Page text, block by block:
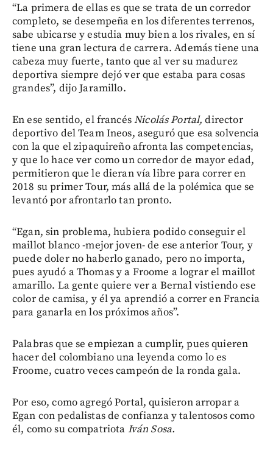
“La primera de ellas es que se trata de un corredor
completo, se desempeña en los diferentes terrenos,
sabe ubicarse y estudia muy bien a los rivales, en sí
tiene una gran lectura de carrera. Además tiene una
cabeza muy fuerte, tanto que al ver su madurez
deportiva siempre dejó ver que estaba para cosas
grandes”, dijo Jaramillo.
En ese sentido, el francésNicolás Portal, director
deportivo del Team Ineos, aseguró que esa solvencia
con la que el zipaquireño afronta las competencias,
y que lo hace ver como un corredor de mayor edad,
permitieron que le dieran vía libre para correr en
2018 su primer Tour, más allá de la polémica que se
levantó por afrontarlo tan pronto.
“Egan, sin problema, hubiera podido conseguir el
maillot blanco -mejor joven- de ese anterior Tour, y
puede doler no haberlo ganado, pero no importa,
pues ayudó a Thomas y a Froome a lograr el maillot
amarillo. La gente quiere ver a Bernal vistiendo ese
color de camisa, y él ya aprendió a correr en Francia
para ganarla en los próximos años”.
Palabras que se empiezan a cumplir, pues quieren
hacer del colombiano una leyenda como lo es
Froome, cuatro veces campeón de la ronda gala.
Por eso, como agregó Portal, quisieron arropar a
Egan con pedalistas de confianza y talentosos como
él, como su compatriota Iván Sosa.